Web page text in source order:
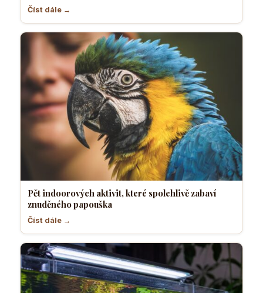
Číst dále →
Pět indoorových aktivit, které spolehlivě zabaví
znuděného papouška
Číst dále →